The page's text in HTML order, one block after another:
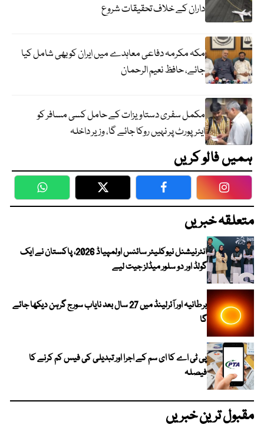
داران کے خلاف تحقیقات شروع
مکہ مکرمہ دفاعی معاہدے میں ایران کو بھی شامل کیا
جائے، حافظ نعیم الرحمان
مکمل سفری دستاویزات کے حامل کسی مسافر کو
ایئرپورٹ پر نہیں روکا جائے گا، وزیر داخلہ
ہمیں فالو کریں
WhatsApp Twitter Facebook
متعلقہ خبریں
انٹرنیشنل نیوکلیئر سائنس اولمپیاڈ 2026، پاکستان نے ایک
گولڈ اور دو سلور میڈلز جیت لیے
برطانیہ اور آئرلینڈ میں 27 سال بعد نایاب سورج گرہن دیکھا جائے
گا
پی ٹی اے کا ای سم کے اجرا اور تبدیلی کی فیس کم کرنے کا
فیصلہ
مقبول ترین خبریں